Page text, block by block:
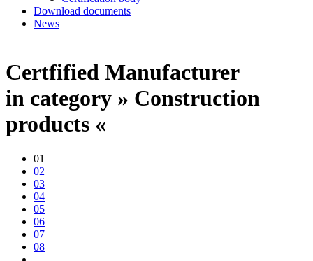
Download documents
News
Certfified Manufacturer
in category » Construction
products «
01
02
03
04
05
06
07
08